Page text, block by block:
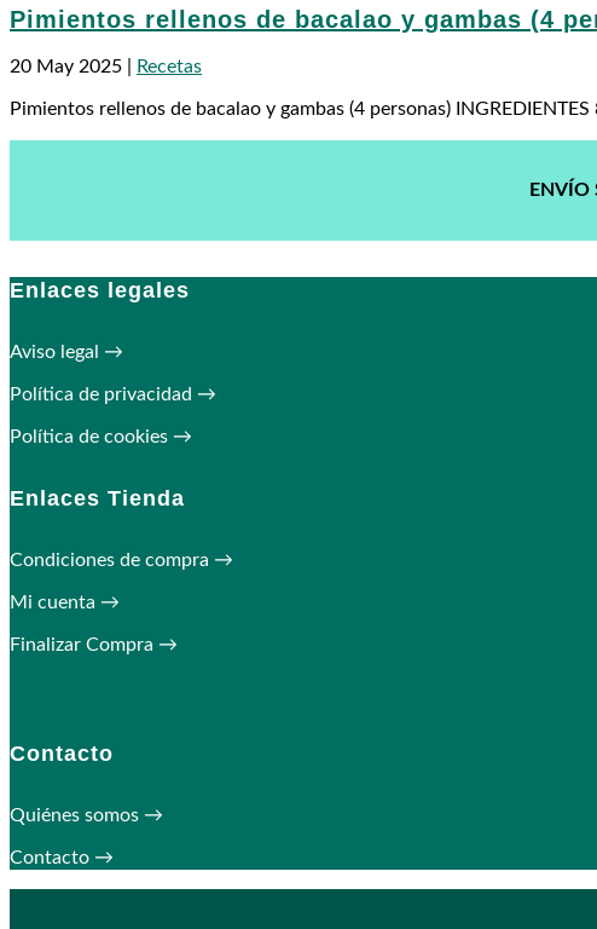
Pimientos rellenos de bacalao y gambas (4
20 May 2025 Recetas
Pimientos rellenos de bacalao y gambas (4 personas)
ENVÍO
Enlaces legales
Aviso legal →
Política de privacidad →
Política de cookies →
Enlaces Tienda
Condiciones de compra →
Mi cuenta →
Finalizar Compra →
Contacto
Quiénes somos →
Contacto →